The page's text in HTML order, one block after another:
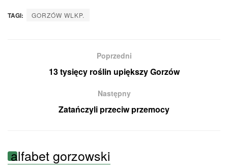
TAGI: GORZÓW WLKP.
Poprzedni
13 tysięcy roślin upiększy Gorzów
Następny
Zatańczyli przeciw przemocy
alfabet gorzowski